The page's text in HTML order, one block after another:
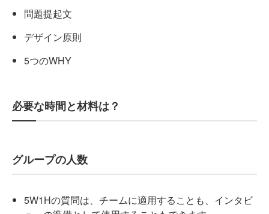
問題提起文
デザイン原則
5つのWHY
必要な時間と材料は？
グループの人数
5W1Hの質問は、チームに適用することも、インタビ